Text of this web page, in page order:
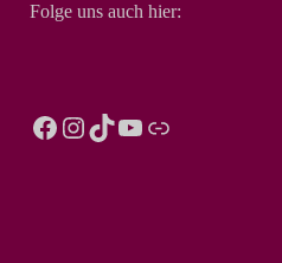
Folge uns auch hier: